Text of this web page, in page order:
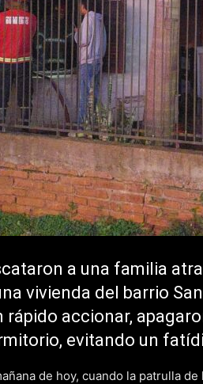
a una familia
vivienda del barrio
rápido accionar,
evitando un
de hoy, cuando la patrulla de